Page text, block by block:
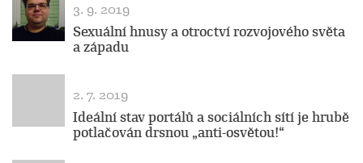
3. 9. 2019
Sexuální hnusy a otroctví rozvojového světa
a západu
2. 7. 2019
Ideální stav portálů a sociálních sítí je hrubě
potlačován drsnou „anti-osvětou!“